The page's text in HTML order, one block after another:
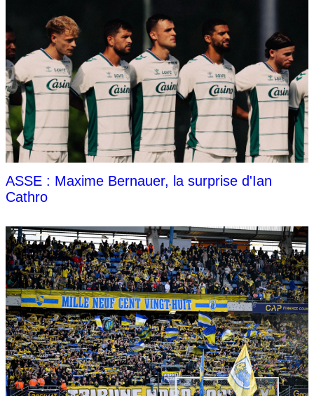
ASSE : Maxime Bernauer, la surprise d'Ian
Cathro